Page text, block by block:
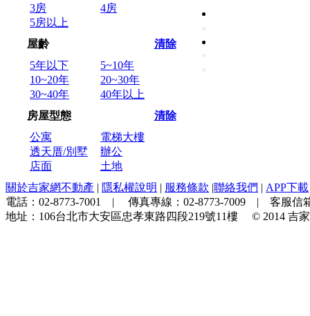
3房
4房
5房以上
屋齡
清除
5年以下
5~10年
10~20年
20~30年
30~40年
40年以上
房屋型態
清除
公寓
電梯大樓
透天厝/別墅
辦公
店面
土地
關於吉家網不動產 | 隱私權說明 | 服務條款 |聯絡我們 | APP下載
電話： 02-8773-7001 | 傳真專線： 02-8773-7009 | 客服信
地址： 106台北市大安區忠孝東路四段219號11樓 © 2014 吉